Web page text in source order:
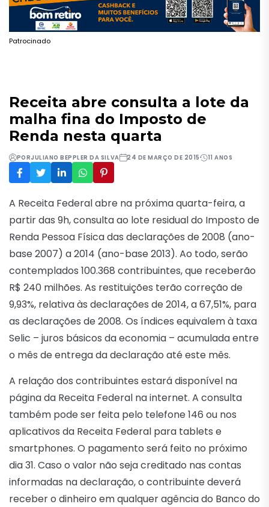
Patrocinado
Receita abre consulta a lote da
malha fina do Imposto de
Renda nesta quarta
PORJULIANO BEPPLER DA SILVA 24 DE MARÇO DE 2015 11 ANOS
A Receita Federal abre na próxima quarta-feira, a
partir das 9h, consulta ao lote residual do Imposto de
Renda Pessoa Física das declarações de 2008 (ano-
base 2007) a 2014 (ano-base 2013). Ao todo, serão
contemplados 100.368 contribuintes, que receberão
R$ 240 milhões. As restituições terão correção de
9,93%, relativa às declarações de 2014, a 67,51%, para
as declarações de 2008. Os índices equivalem à taxa
Selic – juros básicos da economia – acumulada entre
o mês de entrega da declaração até este mês.
A relação dos contribuintes estará disponível na
página da Receita Federal na internet. A consulta
também pode ser feita pelo telefone 146 ou nos
aplicativos da Receita Federal para tablets e
smartphones. O pagamento será feito no próximo
dia 31. Caso o valor não seja creditado nas contas
informadas na declaração, o contribuinte deverá
receber o dinheiro em qualquer agência do Banco do